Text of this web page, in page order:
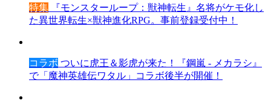
特集 『モンスターループ：獣神転生』名将がケモ化し
た異世界転生×獣神進化RPG。事前登録受付中！
コラボ ついに虎王＆影虎が来た！『鋼嵐 - メカラシ』
で「魔神英雄伝ワタル」コラボ後半が開催！